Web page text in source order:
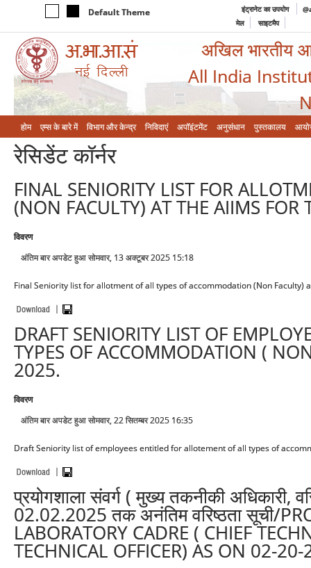
Default Theme इंट्रानेट का उपयोग
मेल
साइटमैप
अखिल भारतीय
All India
होम एम्‍स के बारे में विभाग और केन्‍द्र निविदाएं अपॉइंटमेंट अनुसंधान पुस्तकालय
रेसिडेंट कॉर्नर
FINAL SENIORITY LIST FOR
(NON FACULTY) AT THE AIIMS FOR
विवरण
अंतिम बार अपडेट हुआ सोमवार, 13 अक्टूबर 2025 15:18
Final Seniority list for allotment of all types of accommodation (Non Faculty)
DRAFT SENIORITY LIST OF
TYPES OF ACCOMMODATION (
2025.
विवरण
अंतिम बार अपडेट हुआ सोमवार, 22 सितम्बर 2025 16:35
Draft Seniority list of employees entitled for allotement of all types of
प्रयोगशाला संवर्ग ( मुख्य तकनीकी अधिकारी,
02.02.2025 तक अनंतिम वरिष्ठता सूची/
LABORATORY CADRE ( CHIEF
TECHNICAL OFFICER) AS ON 02-